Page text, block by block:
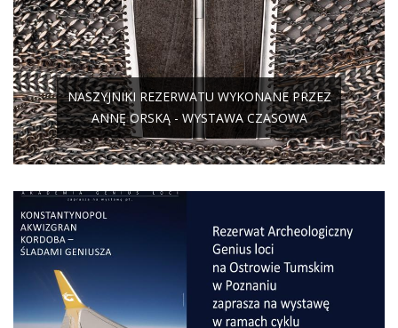
NASZYJNIKI REZERWATU WYKONANE PRZEZ
ANNĘ ORSKĄ - WYSTAWA CZASOWA